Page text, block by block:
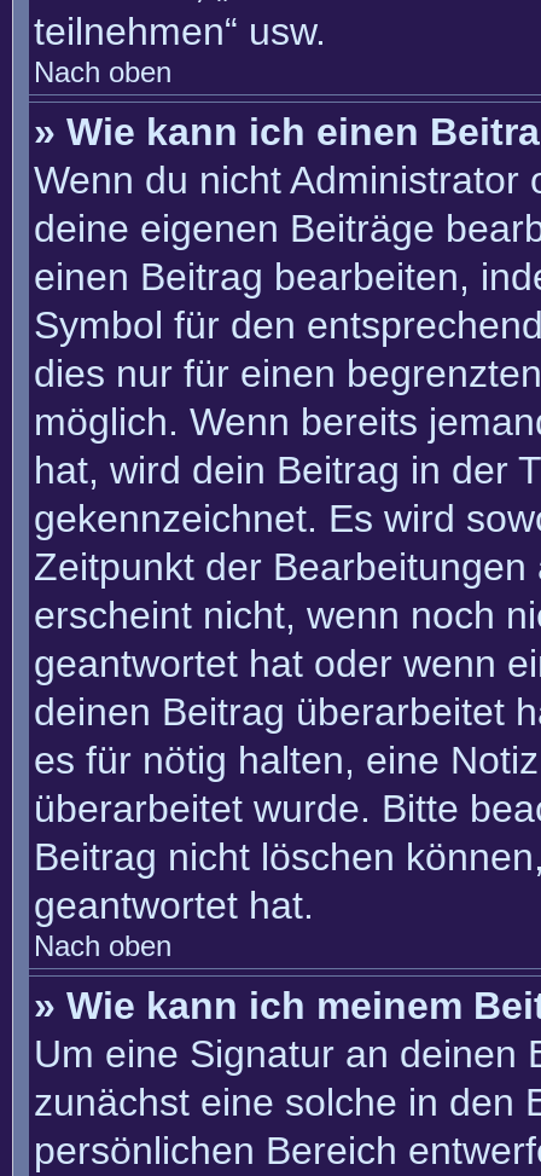
teilnehmen“ usw.
Nach oben
» Wie kann ich einen
Wenn du nicht
deine eigenen Beiträge
einen Beitrag bearbeiten,
Symbol für den
dies nur für einen
möglich. Wenn bereits
hat, wird dein Beitrag in der
gekennzeichnet. Es wird
Zeitpunkt der
erscheint nicht, wenn noch
geantwortet hat oder wenn
deinen Beitrag überarbeitet
es für nötig halten, eine
überarbeitet wurde. Bitte
Beitrag nicht löschen
geantwortet hat.
Nach oben
» Wie kann ich meinem
Um eine Signatur an deinen
zunächst eine solche in den
persönlichen Bereich